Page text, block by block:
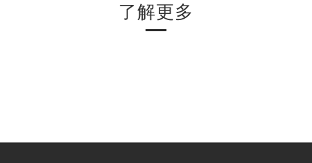
了解更多